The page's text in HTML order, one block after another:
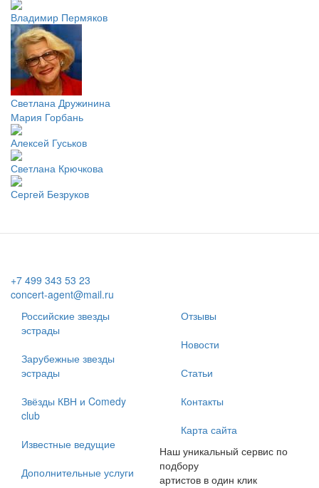
Владимир Пермяков
Светлана Дружинина
Мария Горбань
Алексей Гуськов
Светлана Крючкова
Сергей Безруков
+7 499 343 53 23
concert-agent@mail.ru
Российские звезды
эстрады
Зарубежные звезды
эстрады
Звёзды КВН и Comedy
club
Известные ведущие
Дополнительные услуги
Отзывы
Новости
Статьи
Контакты
Карта сайта
Наш уникальный сервис по
подбору
артистов в один клик